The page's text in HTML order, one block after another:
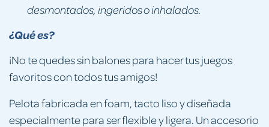
¿Qué es?
¡No te quedes sin balones para hacer tus juegos
favoritos con todos tus amigos!
Pelota fabricada en foam, tacto liso y diseñada
especialmente para ser flexible y ligera. Un accesorio
desmontados, ingeridos o inhalados.